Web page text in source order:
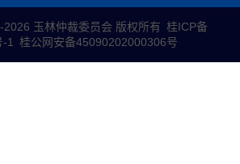
2026 玉林仲裁委员会 版权所有 桂ICP备
1
桂公网安备45090202000306号